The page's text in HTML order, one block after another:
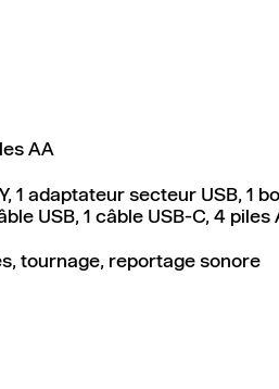
AA
1 adaptateur secteur USB, 1
USB, 1 câble USB-C, 4 piles
tournage, reportage sonore